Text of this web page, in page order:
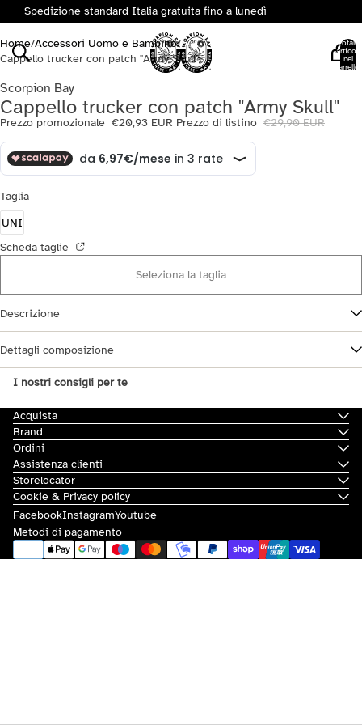
Spedizione standard Italia gratuita fino a lunedì
Totale
articoli
nel
carrello:
Home/Accessori Uomo e Bambino/
Cappello trucker con patch "Army Skull"
Scorpion Bay
Cappello trucker con patch "Army Skull"
Prezzo promozionale €20,93 EUR Prezzo di listino €29,90 EUR
Taglia
UNI
Scheda taglie
Seleziona la taglia
Descrizione
Dettagli composizione
I nostri consigli per te
Acquista
Brand
Ordini
Assistenza clienti
Storelocator
Cookie & Privacy policy
FacebookInstagramYoutube
Metodi di pagamento